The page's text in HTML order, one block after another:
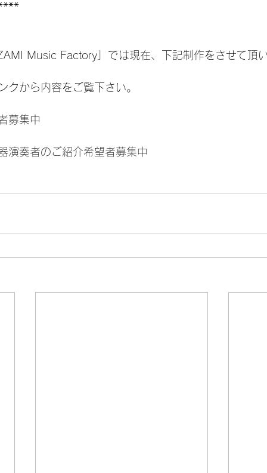
Music Factory」では現在、下記制作をさせて頂い
クから内容をご覧下さい。
募集中
演奏者のご紹介希望者募集中